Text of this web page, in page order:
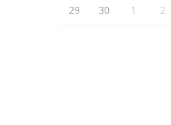
29 30 1 2